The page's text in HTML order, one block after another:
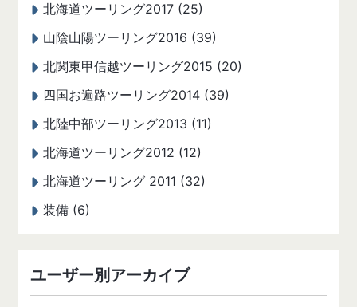
北海道ツーリング2017 (25)
山陰山陽ツーリング2016 (39)
北関東甲信越ツーリング2015 (20)
四国お遍路ツーリング2014 (39)
北陸中部ツーリング2013 (11)
北海道ツーリング2012 (12)
北海道ツーリング 2011 (32)
装備 (6)
ユーザー別アーカイブ